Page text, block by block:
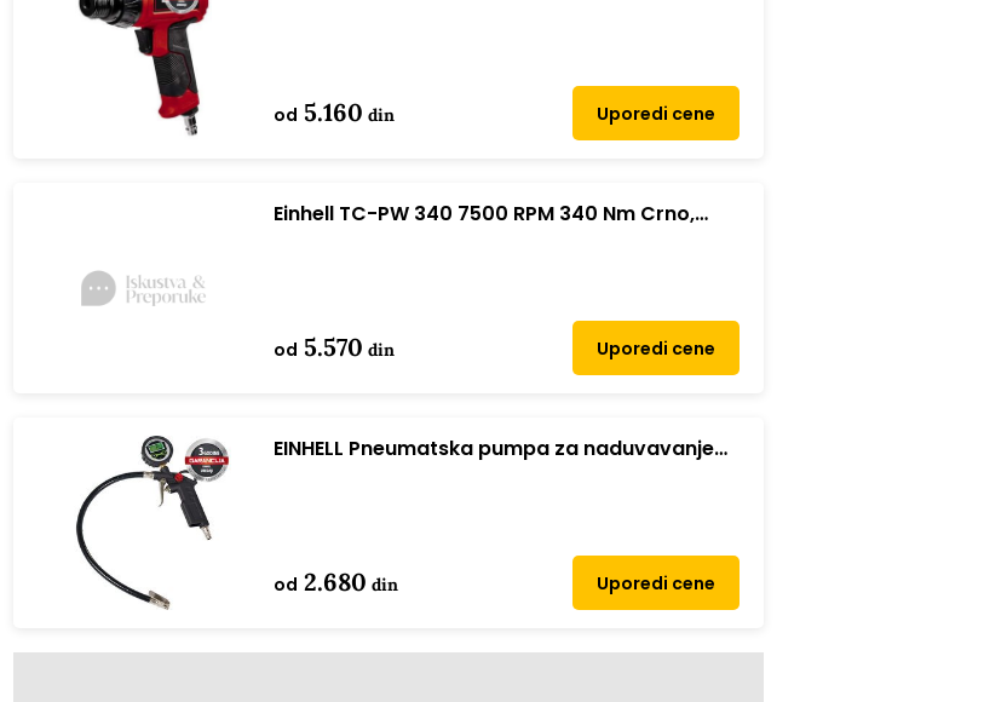
od 5.160 din Uporedi cene
Einhell TC-PW 340 7500 RPM 340 Nm Crno,
od 5.570 din Uporedi cene
EINHELL Pneumatska pumpa za naduvavanje
od 2.680 din Uporedi cene